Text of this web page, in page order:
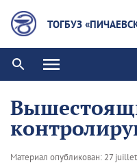
ТОГБУЗ
Материал опубликован: 27